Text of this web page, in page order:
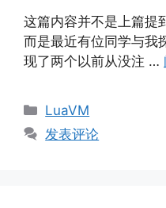
这篇内容并不是上篇提
而是最近有位同学与我
现了两个以前从没注 …
分
类
LuaVM
发表评论